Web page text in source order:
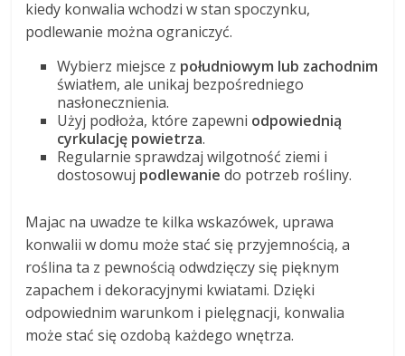
kiedy konwalia wchodzi w stan spoczynku,
podlewanie można ograniczyć.
Wybierz miejsce z południowym lub zachodnim
światłem, ale unikaj bezpośredniego
nasłonecznienia.
Użyj podłoża, które zapewni odpowiednią
cyrkulację powietrza.
Regularnie sprawdzaj wilgotność ziemi i
dostosowuj podlewanie do potrzeb rośliny.
Majac na uwadze te kilka wskazówek, uprawa
konwalii w domu może stać się przyjemnością, a
roślina ta z pewnością odwdzięczy się pięknym
zapachem i dekoracyjnymi kwiatami. Dzięki
odpowiednim warunkom i pielęgnacji, konwalia
może stać się ozdobą każdego wnętrza.